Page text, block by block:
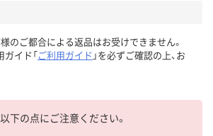
様のご都合による返品はお受けできません。
ガイド「ご利用ガイド 」を必ずご確認の上、お
下の点にご注意ください。